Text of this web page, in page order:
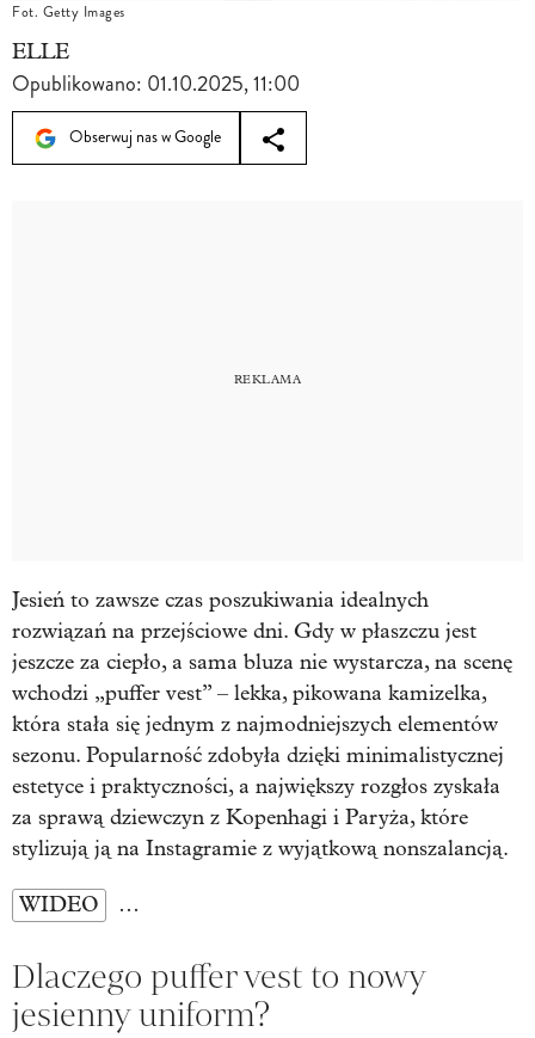
Fot. Getty Images
ELLE
Opublikowano: 01.10.2025, 11:00
Obserwuj nas w Google
Jesień to zawsze czas poszukiwania idealnych
rozwiązań na przejściowe dni. Gdy w płaszczu jest
jeszcze za ciepło, a sama bluza nie wystarcza, na scenę
wchodzi „puffer vest” – lekka, pikowana kamizelka,
która stała się jednym z najmodniejszych elementów
sezonu. Popularność zdobyła dzięki minimalistycznej
estetyce i praktyczności, a największy rozgłos zyskała
za sprawą dziewczyn z Kopenhagi i Paryża, które
stylizują ją na Instagramie z wyjątkową nonszalancją.
WIDEO …
Dlaczego puffer vest to nowy
jesienny uniform?